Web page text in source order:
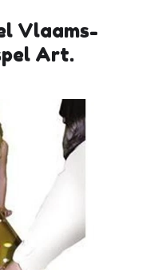
Vlaams-
Art.